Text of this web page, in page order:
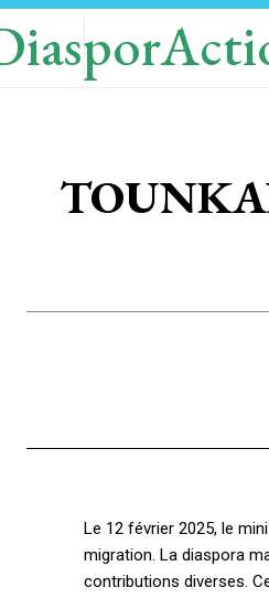
Le 12 février 2025, le
migration. La diaspora
contributions diverses.